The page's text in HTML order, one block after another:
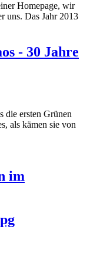
Homepage, wir
uns. Das Jahr 2013
- 30 Jahre
die ersten Grünen
als kämen sie von
im